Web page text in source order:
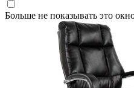
Больше не показывать это